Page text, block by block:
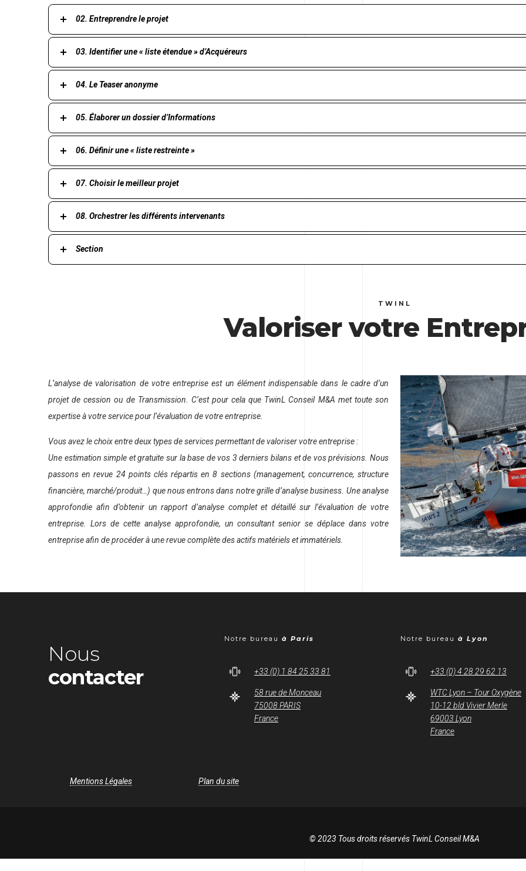
02. Entreprendre le projet
03. Identifier une « liste étendue » d’Acquéreurs
04. Le Teaser anonyme
05. Élaborer un dossier d’Informations
06. Définir une « liste restreinte »
07. Choisir le meilleur projet
08. Orchestrer les différents intervenants
Section
TWINL
Valoriser votre
L’analyse de valorisation de votre entreprise est un élément indispensable dans le cadre d’un
projet de cession ou de Transmission. C’est pour cela que TwinL Conseil M&A met toute son
expertise à votre service pour l’évaluation de votre entreprise.
Vous avez le choix entre deux types de services permettant de valoriser votre entreprise :
Une estimation simple et gratuite sur la base de vos 3 derniers bilans et de vos prévisions. Nous
passons en revue 24 points clés répartis en 8 sections (management, concurrence, structure
financière, marché/produit…) que nous entrons dans notre grille d’analyse business. Une analyse
approfondie afin d’obtenir un rapport d’analyse complet et détaillé sur l’évaluation de votre
entreprise. Lors de cette analyse approfondie, un consultant senior se déplace dans votre
entreprise afin de procéder à une revue complète des actifs matériels et immatériels.
Nous
contacter
Notre bureau à Paris
+33 (0) 1 84 25 33 81
58 rue de Monceau
75008 PARIS
France
Notre bureau à Lyon
+33 (0) 4 28 29 62 13
WTC Lyon – Tour Oxygène
10-12 bld Vivier Merle
69003 Lyon
France
Mentions Légales Plan du site
© 2023 Tous droits réservés TwinL Conseil M&A